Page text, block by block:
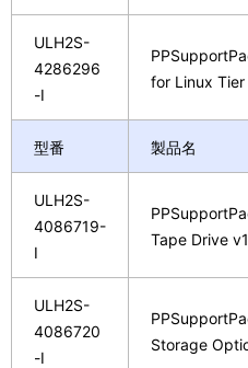
ULH2S-
4286296
-I
for Linux
型番 製品名
ULH2S-
4086719-
I
Tape Drive
ULH2S-
4086720
-I
Storage